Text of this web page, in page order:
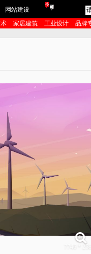
网站建设
家居建筑 工业设计 品牌
7746 * 2582